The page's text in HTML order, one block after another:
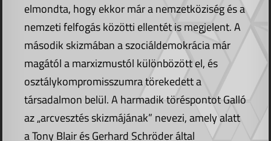
elmondta, hogy ekkor már a nemzetköziség és a
nemzeti felfogás közötti ellentét is megjelent. A
második skizmában a szociáldemokrácia már
magától a marxizmustól különbözött el, és
osztálykompromisszumra törekedett a
társadalmon belül. A harmadik töréspontot Galló
az „arcvesztés skizmájának” nevezi, amely alatt
a Tony Blair és Gerhard Schröder által